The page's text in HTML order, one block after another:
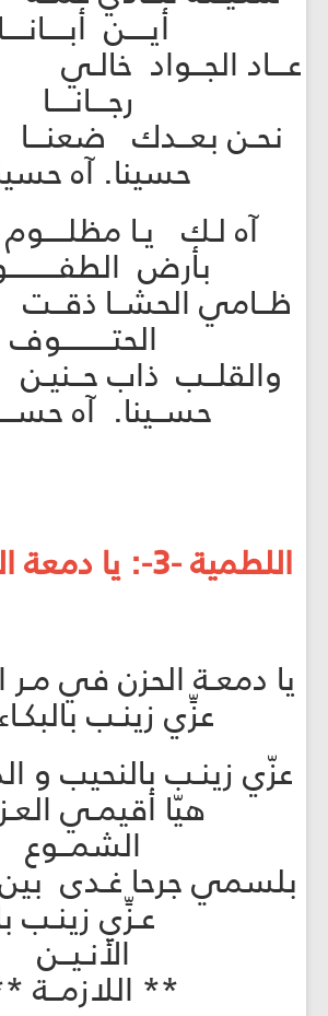
أيــــن أبــــانــــا
عـــاد الجــواد
رجـــانــــا
نحـن بعــدك
حسينا. آه
آه لـك يـا
بأرض
ظــامي الحشــا
الحتـــــــــوف
والقلــب ذاب
حســينا. آه
اللطمية -3-: يا دمعة الحزن
يا دمعـة الحزن في
عزِّي زينـب بالبكـاء
عزّي زينـب بالنحيب و
هيّا أقيمـي
الشمــوع
بلسمي جرحا غـدى
عـزِّي زينـب
الأنـيــن
** اللازمــة